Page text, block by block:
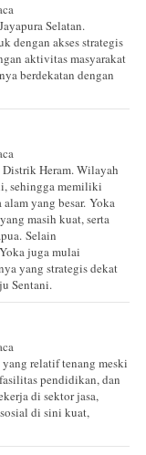
Selatan.
dengan akses strategis
aktivitas masyarakat
berdekatan dengan
Heram. Wilayah
sehingga memiliki
yang besar. Yoka
masih kuat, serta
Selain
juga mulai
yang strategis dekat
Sentani.
relatif tenang meski
pendidikan, dan
di sektor jasa,
di sini kuat,